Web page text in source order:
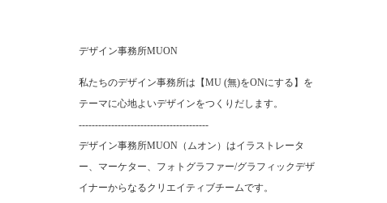
デザイン事務所MUON
私たちのデザイン事務所は【MU (無)をONにする】を
テーマに心地よいデザインをつくりだします。
----------------------------------------
デザイン事務所MUON（ムオン）はイラストレータ
ー、マーケター、フォトグラファー/グラフィックデザ
イナーからなるクリエイティブチームです。